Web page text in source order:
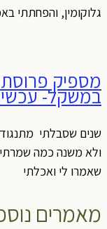
גלוקומין, והפחתתי
מספיק פרוסת
במשקל-
ולא משנה כמה
שאמרו לי ואכלתי
מאמרים